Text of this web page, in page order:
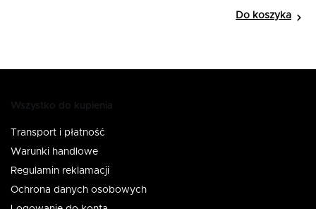
Do koszyka
Wszystko do kupienia
Transport i płatność
Warunki handlowe
Regulamin reklamacji
Ochrona danych osobowych